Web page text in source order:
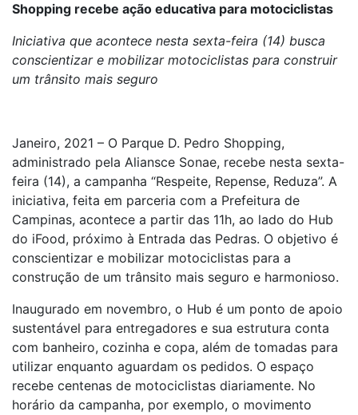
Shopping recebe ação educativa para motociclistas
Iniciativa que acontece nesta sexta-feira (14) busca
conscientizar e mobilizar motociclistas para construir
um trânsito mais seguro
Janeiro, 2021 – O Parque D. Pedro Shopping,
administrado pela Aliansce Sonae, recebe nesta sexta-
feira (14), a campanha “Respeite, Repense, Reduza”. A
iniciativa, feita em parceria com a Prefeitura de
Campinas, acontece a partir das 11h, ao lado do Hub
do iFood, próximo à Entrada das Pedras. O objetivo é
conscientizar e mobilizar motociclistas para a
construção de um trânsito mais seguro e harmonioso.
Inaugurado em novembro, o Hub é um ponto de apoio
sustentável para entregadores e sua estrutura conta
com banheiro, cozinha e copa, além de tomadas para
utilizar enquanto aguardam os pedidos. O espaço
recebe centenas de motociclistas diariamente. No
horário da campanha, por exemplo, o movimento